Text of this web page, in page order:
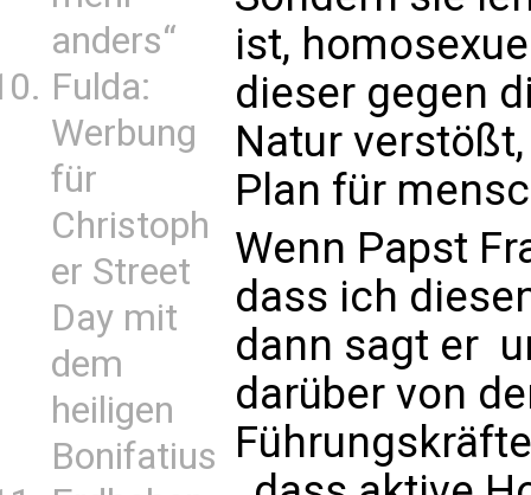
anders“
Fulda:
Werbung
für
Christoph
er Street
Day mit
dem
heiligen
Bonifatius
ist,
dieser gegen
Natur
Plan für
Wenn Papst
dass ich
dann sagt er 
darüber von